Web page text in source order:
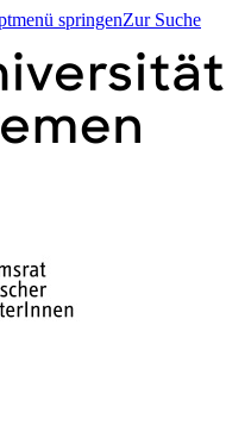
springenZur Suche